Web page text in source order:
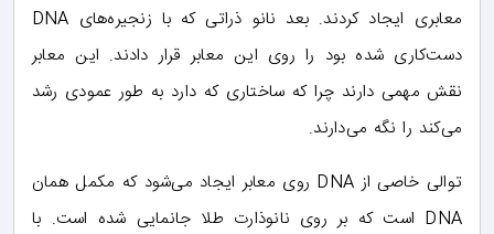
معابری ایجاد کردند. بعد نانو ذراتی که با زنجیره‌های DNA
دست‌کاری شده بود را روی این معابر قرار دادند. این معابر
نقش مهمی دارند چرا که ساختاری که دارد به طور عمودی رشد
می‌کند را نگه می‌دارند.
توالی خاصی از DNA روی معابر ایجاد می‌شود که مکمل همان
DNA است که بر روی نانوذارت طلا جانمایی شده است. با